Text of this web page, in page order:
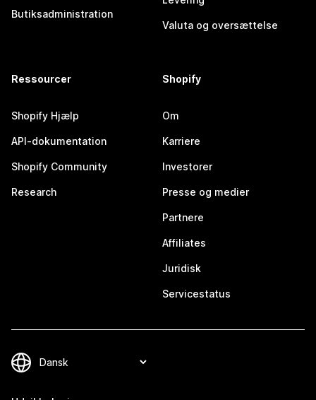
Butiksadministration
Valuta og oversættelse
Ressourcer
Shopify Hjælp
API-dokumentation
Shopify Community
Research
Shopify
Om
Karriere
Investorer
Presse og medier
Partnere
Affiliates
Juridisk
Servicestatus